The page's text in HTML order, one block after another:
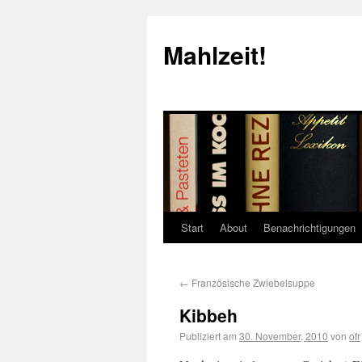
Mahlzeit!
Start About Benachrichtigungen
← Französische Zwiebelsuppe
Kibbeh
Publiziert am 30. November, 2010 von ofr